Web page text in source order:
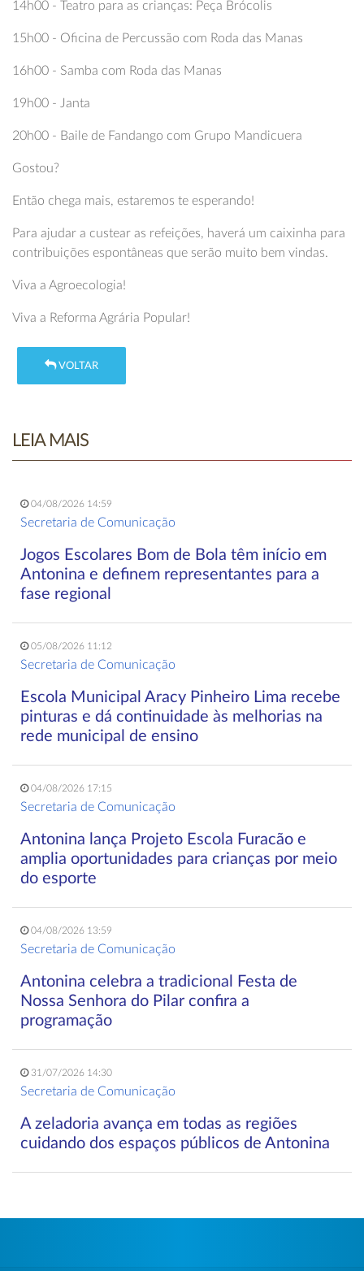
14h00 - Teatro para as crianças: Peça Brócolis
15h00 - Oficina de Percussão com Roda das Manas
16h00 - Samba com Roda das Manas
19h00 - Janta
20h00 - Baile de Fandango com Grupo Mandicuera
Gostou?
Então chega mais, estaremos te esperando!
Para ajudar a custear as refeições, haverá um caixinha para
contribuições espontâneas que serão muito bem vindas.
Viva a Agroecologia!
Viva a Reforma Agrária Popular!
VOLTAR
LEIA MAIS
04/08/2026 14:59
Secretaria de Comunicação
Jogos Escolares Bom de Bola têm início em
Antonina e definem representantes para a
fase regional
05/08/2026 11:12
Secretaria de Comunicação
Escola Municipal Aracy Pinheiro Lima recebe
pinturas e dá continuidade às melhorias na
rede municipal de ensino
04/08/2026 17:15
Secretaria de Comunicação
Antonina lança Projeto Escola Furacão e
amplia oportunidades para crianças por meio
do esporte
04/08/2026 13:59
Secretaria de Comunicação
Antonina celebra a tradicional Festa de
Nossa Senhora do Pilar confira a
programação
31/07/2026 14:30
Secretaria de Comunicação
A zeladoria avança em todas as regiões
cuidando dos espaços públicos de Antonina